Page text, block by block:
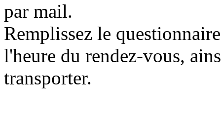
par mail.
Remplissez le
l'heure du rendez-vous,
transporter.